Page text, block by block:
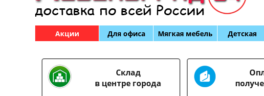
Акции Для офиса Мягкая мебель Детская
Склад
в центре города